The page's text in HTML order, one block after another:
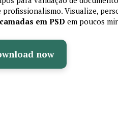
Visualize,
em PSD em poucos
now